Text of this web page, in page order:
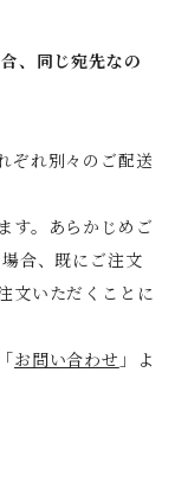
、同じ宛先なの
ぞれ別々のご配送
す。あらかじめご
合、既にご注文
文いただくことに
お問い合わせ 」よ